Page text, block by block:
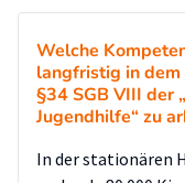
Welche
langfristig in
§34 SGB VIII der
Jugendhilfe“ zu
In der stationären